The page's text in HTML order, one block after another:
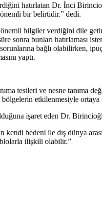
hatırlatan Dr. İnci
bir belirtidir.” dedi.
bilgiler verdiğini dile
sonra bunları hatırlaması
bağlı olabilirken,
yaptı.
testleri ve nesne tanıma
etkilenmesiyle ortaya
işaret eden Dr.
bedeni ile dış dünya
ilişkili olabilir.”